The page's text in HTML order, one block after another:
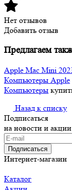
Нет отзывов
Добавить отзыв
Предлагаем
Apple Mac Mini
Компьютеры Apple
Компьютеры
Назад к списку
Подписаться
на новости и акции
Подписаться
Интернет-магазин
Каталог